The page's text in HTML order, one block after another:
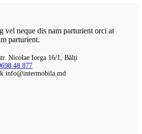
vel neque dis nam parturient orci at
parturient.
Nicolae Iorga 16/1, Bălți
48 877
info@intermobila.md